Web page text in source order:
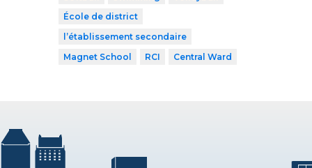
École de district
l’établissement secondaire
Magnet School
RCI Central Ward